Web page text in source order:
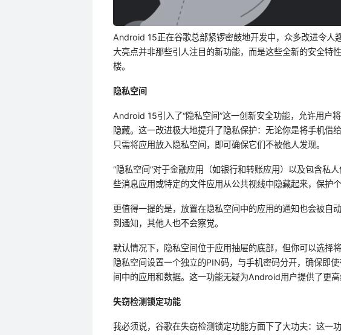
Android 15正在谷歌总部紧锣密鼓地开发中，众多改进令
大亮点并非那些引人注目的新功能，而是这些全新的安全特
楼。
隐私空间
Android 15引入了“隐私空间”这一创新安全功能，允许用户
隐藏。这一改进极大地提升了隐私保护：无论你是将手机借
只需将应用放入隐私空间，即可确保它们不被他人发现。
“隐私空间”对于金融应用（如银行和转账应用）以及包含私
些消息应用或特定的文件应用从公共视线中隐藏起来，保护个
更值得一提的是，放置在隐私空间中的应用的通知也会被自
到通知，其他人也不会察觉。
默认情况下，隐私空间位于应用抽屉的底部，但你可以选择
隐私空间设置一个独立的PIN码，与手机密码分开，确保即
间中的应用和数据。这一功能无疑为Android用户提供了更高
失窃检测锁定功能
我必须说，谷歌在失窃检测锁定功能方面下了大功夫：这一